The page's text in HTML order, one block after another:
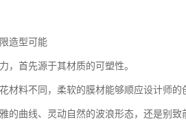
造型可能
，首先源于其材质的可塑性。
材料不同，柔软的膜材能够顺应设计师的
的曲线、灵动自然的波浪形态，还是别